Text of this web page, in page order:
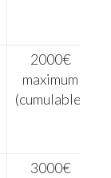
2000€
maximum
(cumulable)
3000€